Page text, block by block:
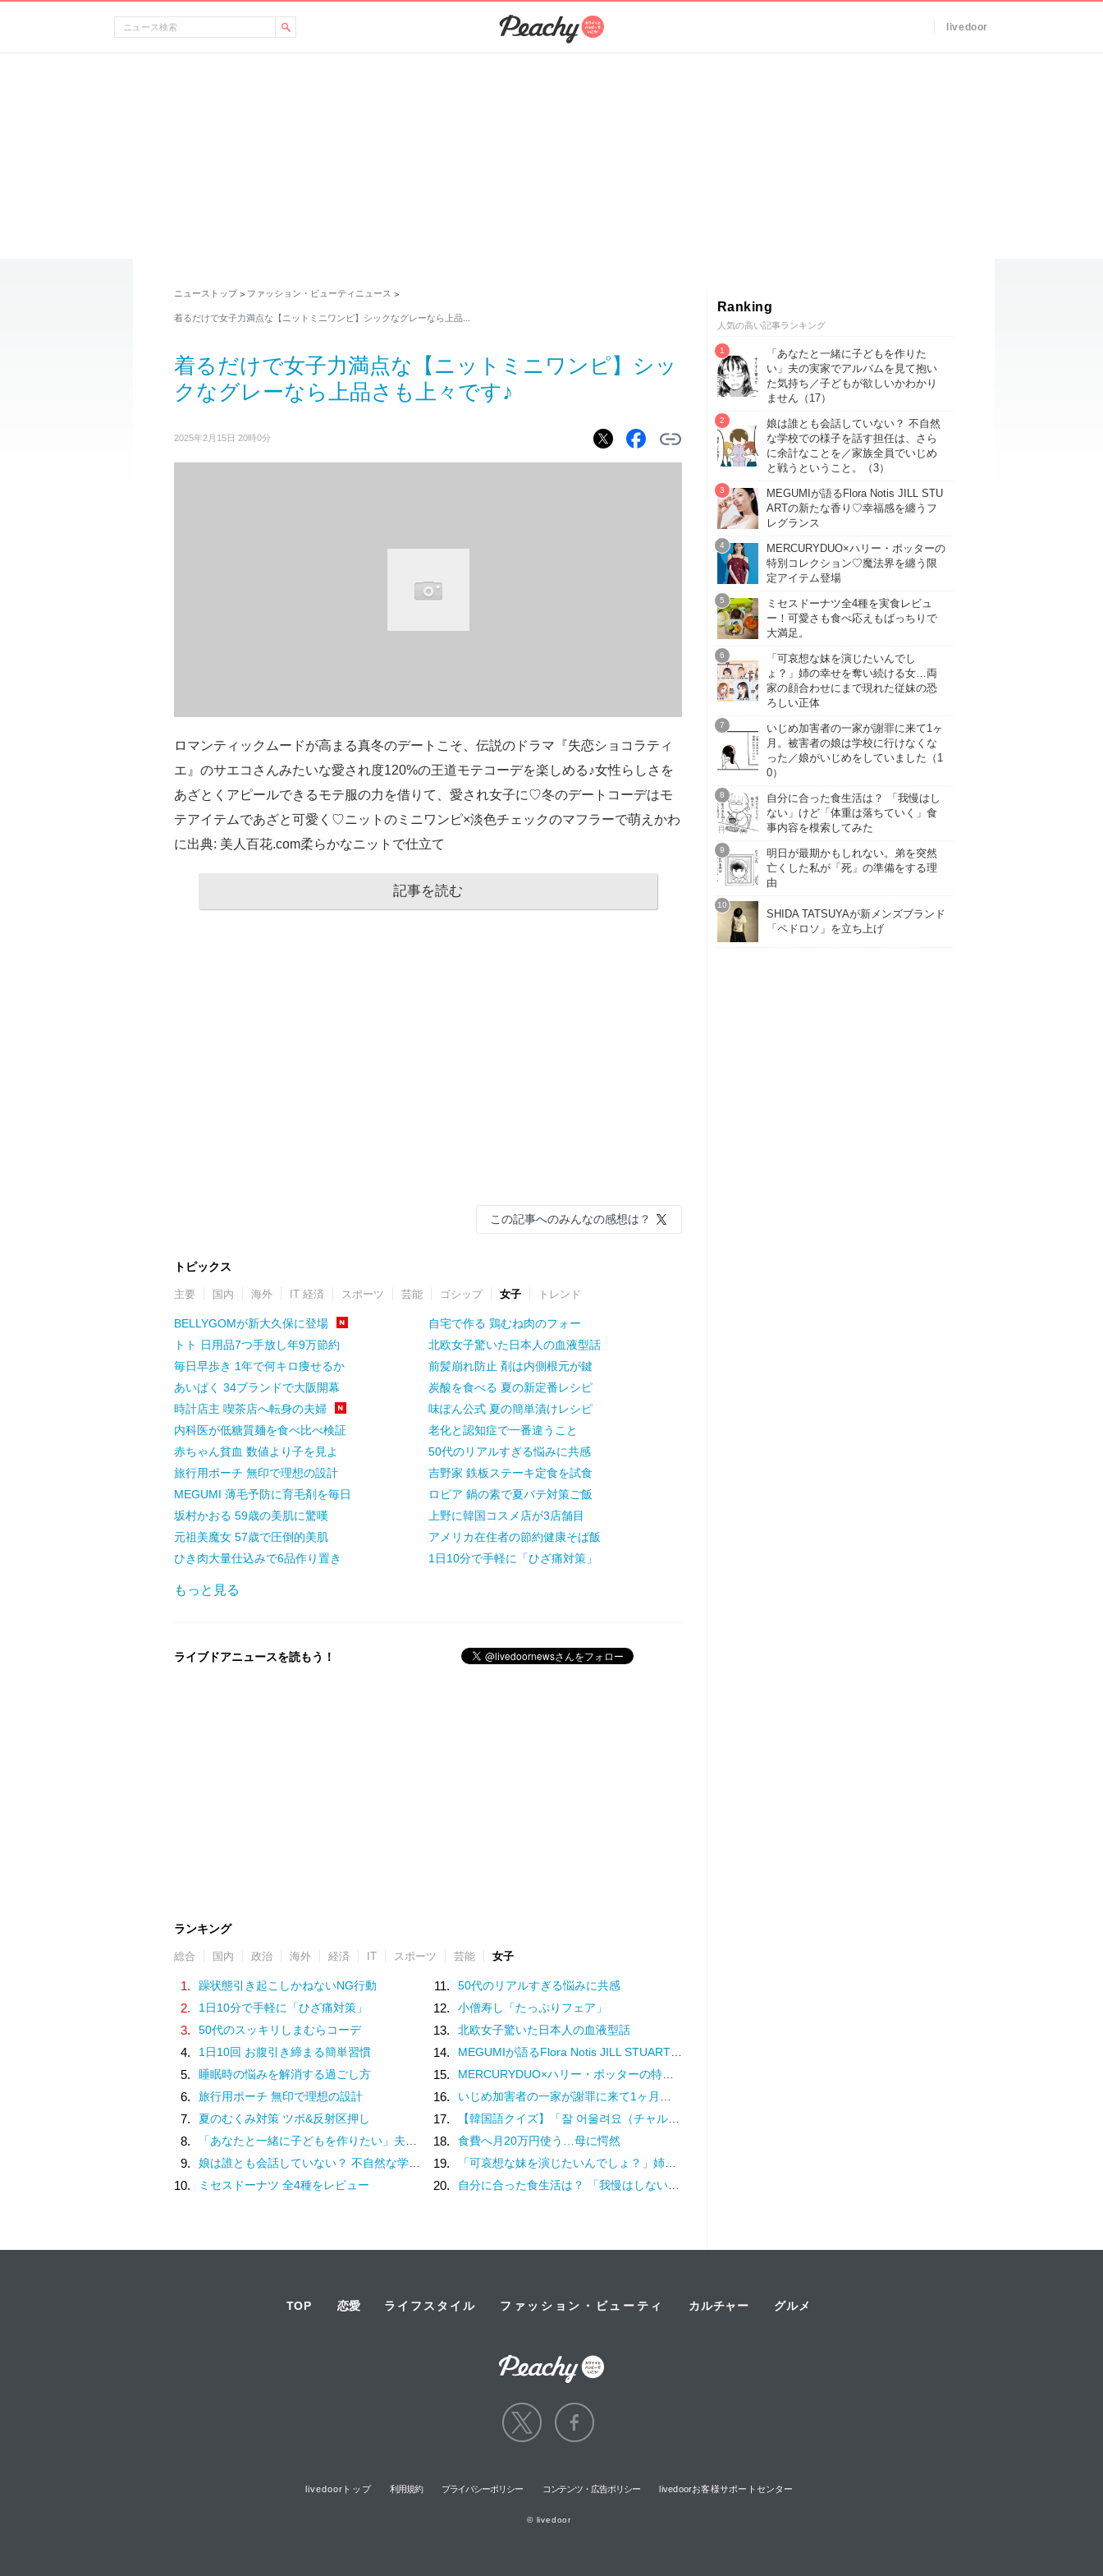
livedoor
ニューストップ > ファッション・ビューティニュース >
着るだけで女子力満点な【ニットミニワンピ】シックなグレーなら上品…
着るだけで女子力満点な【ニットミニワンピ】シッ
クなグレーなら上品さも上々です♪
2025年2月15日 20時0分
ロマンティックムードが高まる真冬のデートこそ、伝説のドラマ『失恋ショコラティ
エ』のサエコさんみたいな愛され度120%の王道モテコーデを楽しめる♪女性らしさを
あざとくアピールできるモテ服の力を借りて、愛され女子に♡冬のデートコーデはモ
テアイテムであざと可愛く♡ニットのミニワンピ×淡色チェックのマフラーで萌えかわ
に出典: 美人百花.com柔らかなニットで仕立て
記事を読む
この記事へのみんなの感想は？
トピックス
主要 国内 海外 IT 経済 スポーツ 芸能 ゴシップ 女子 トレンド
BELLYGOMが新大久保に登場
トト 日用品7つ手放し年9万節約
毎日早歩き 1年で何キロ痩せるか
あいぱく 34ブランドで大阪開幕
時計店主 喫茶店へ転身の夫婦
内科医が低糖質麺を食べ比べ検証
赤ちゃん貧血 数値より子を見よ
旅行用ポーチ 無印で理想の設計
MEGUMI 薄毛予防に育毛剤を毎日
坂村かおる 59歳の美肌に驚嘆
元祖美魔女 57歳で圧倒的美肌
ひき肉大量仕込みで6品作り置き
自宅で作る 鶏むね肉のフォー
北欧女子驚いた日本人の血液型話
前髪崩れ防止 剤は内側根元が鍵
炭酸を食べる 夏の新定番レシピ
味ぽん公式 夏の簡単漬けレシピ
老化と認知症で一番違うこと
50代のリアルすぎる悩みに共感
吉野家 鉄板ステーキ定食を試食
ロピア 鍋の素で夏バテ対策ご飯
上野に韓国コスメ店が3店舗目
アメリカ在住者の節約健康そば飯
1日10分で手軽に「ひざ痛対策」
もっと見る
ライブドアニュースを読もう！
ランキング
総合 国内 政治 海外 経済 IT スポーツ 芸能 女子
1. 躁状態引き起こしかねないNG行動
2. 1日10分で手軽に「ひざ痛対策」
3. 50代のスッキリしまむらコーデ
4. 1日10回 お腹引き締まる簡単習慣
5. 睡眠時の悩みを解消する過ごし方
6. 旅行用ポーチ 無印で理想の設計
7. 夏のむくみ対策 ツボ&反射区押し
8. 「あなたと一緒に子どもを作りたい」夫の実家でアルバムを見て抱いた気持ち／子どもが欲しいかわかりません（17）
9. 娘は誰とも会話していない？ 不自然な学校での様子を話す担任は、さらに余計なことを／家族全員でいじめと戦うということ。（3）
10. ミセスドーナツ 全4種をレビュー
11. 50代のリアルすぎる悩みに共感
12. 小僧寿し「たっぷりフェア」
13. 北欧女子驚いた日本人の血液型話
14. MEGUMIが語るFlora Notis JILL STUARTの新たな香り♡幸福感を纏うフレグランス
15. MERCURYDUO×ハリー・ポッターの特別コレクション♡魔法界を纏う限定アイテム登場
16. いじめ加害者の一家が謝罪に来て1ヶ月。被害者の娘は学校に行けなくなった／娘がいじめをしていました（10）
17. 【韓国語クイズ】「잘 어울려요（チャル オウルリョヨ）」の意味は？褒め言葉です♡
18. 食費へ月20万円使う…母に愕然
19. 「可哀想な妹を演じたいんでしょ？」姉の幸せを奪い続ける女…両家の顔合わせにまで現れた従妹の恐ろしい正体
20. 自分に合った食生活は？ 「我慢はしない」けど「体重は落ちていく」食事内容を模索してみた
Ranking
人気の高い記事ランキング
「あなたと一緒に子どもを作りた
い」夫の実家でアルバムを見て抱い
た気持ち／子どもが欲しいかわかり
ません（17）
娘は誰とも会話していない？ 不自然
な学校での様子を話す担任は、さら
に余計なことを／家族全員でいじめ
と戦うということ。（3）
MEGUMIが語るFlora Notis JILL STU
ARTの新たな香り♡幸福感を纏うフ
レグランス
MERCURYDUO×ハリー・ポッターの
特別コレクション♡魔法界を纏う限
定アイテム登場
ミセスドーナツ全4種を実食レビュ
ー！可愛さも食べ応えもばっちりで
大満足。
「可哀想な妹を演じたいんでし
ょ？」姉の幸せを奪い続ける女…両
家の顔合わせにまで現れた従妹の恐
ろしい正体
いじめ加害者の一家が謝罪に来て1ヶ
月。被害者の娘は学校に行けなくな
った／娘がいじめをしていました（1
0）
自分に合った食生活は？ 「我慢はし
ない」けど「体重は落ちていく」食
事内容を模索してみた
明日が最期かもしれない。弟を突然
亡くした私が「死」の準備をする理
由
SHIDA TATSUYAが新メンズブランド
「ペドロソ」を立ち上げ
TOP 恋愛 ライフスタイル ファッション・ビューティ カルチャー グルメ
livedoorトップ 利用規約 プライバシーポリシー コンテンツ・広告ポリシー livedoorお客様サポートセンター
© livedoor